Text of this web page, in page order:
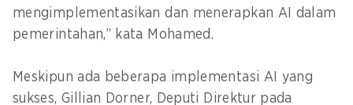
mengimplementasikan dan menerapkan AI dalam
pemerintahan,” kata Mohamed.
Meskipun ada beberapa implementasi AI yang
sukses, Gillian Dorner, Deputi Direktur pada